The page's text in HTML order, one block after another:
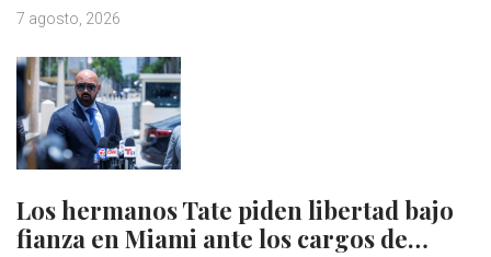
7 agosto, 2026
Los hermanos Tate piden libertad bajo
fianza en Miami ante los cargos de…